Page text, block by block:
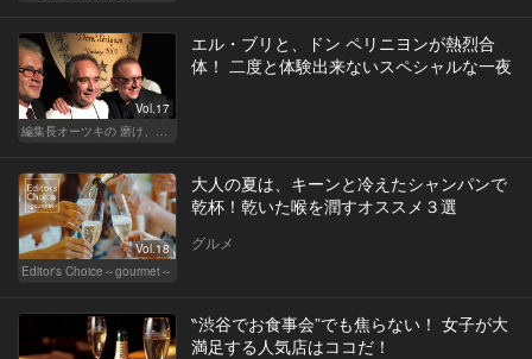
Vol.17
編集長オーツキの 磨け、バカ舌！ 学べ、オトナの遊び
エル・ブリと、ドン ペリニヨンが熱烈合
体！ 二度と体験出来ないスペシャルな一夜
Vol.18
Editor's Choice～gourmet～
大人の夏は、キーンと冷えたシャンパンで
乾杯！乾いた喉を潤すオススメ３選
グルメ
‶渋谷でお食事会”でも焦らない！ 女子が大
満足する人気店はココだ！